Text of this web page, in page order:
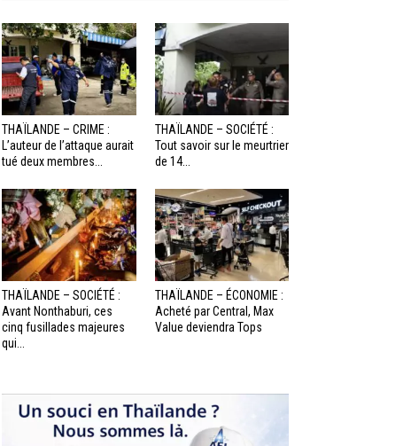
THAÏLANDE – CRIME :
L’auteur de l’attaque aurait
tué deux membres...
THAÏLANDE – SOCIÉTÉ :
Tout savoir sur le meurtrier
de 14...
THAÏLANDE – SOCIÉTÉ :
Avant Nonthaburi, ces
cinq fusillades majeures
qui...
THAÏLANDE – ÉCONOMIE :
Acheté par Central, Max
Value deviendra Tops